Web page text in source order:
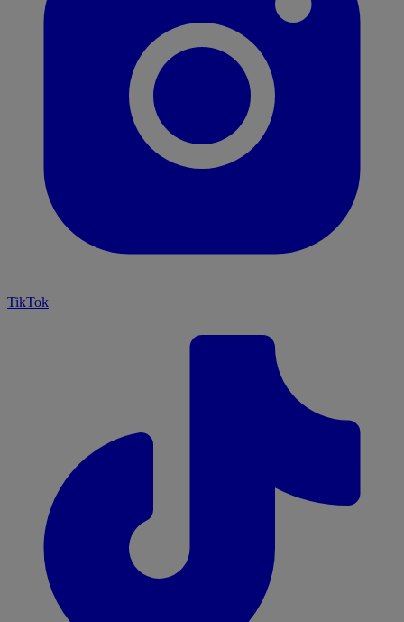
TikTok